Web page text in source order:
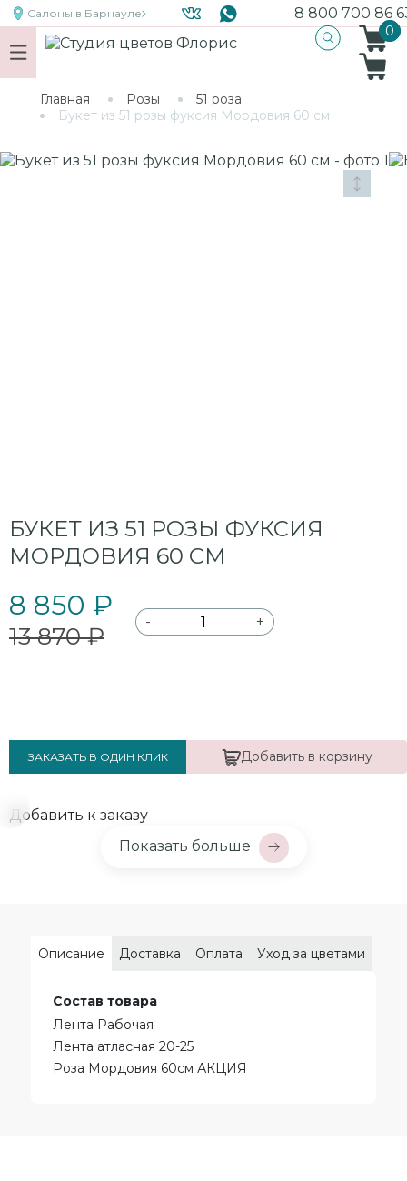
Салоны в Барнауле 8 800 700 86
0
0
Главная Розы
51 роза
Букет из 51 розы фуксия Мордовия 60 см
БУКЕТ ИЗ 51 РОЗЫ ФУКСИЯ
МОРДОВИЯ 60 СМ
8 850 ₽
13 870 ₽
- +
ЗАКАЗАТЬ В ОДИН КЛИК Добавить в корзину
Добавить к заказу
Показать больше
Описание Доставка Оплата Уход за цветами
Состав товара
Лента Рабочая
Лента атласная 20-25
Роза Мордовия 60см АКЦИЯ